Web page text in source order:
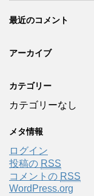
最近のコメント
アーカイブ
カテゴリー
カテゴリーなし
メタ情報
ログイン
投稿の RSS
コメントの RSS
WordPress.org